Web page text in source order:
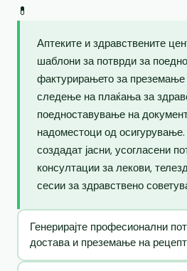
💊
Аптеките и здравствените
шаблони за потврди за
фактурирањето за преземање
следење на плаќања за
поедноставување на
надоместоци од
создадат јасни, усогласени
консултации за лекови,
сесии за здравствено
Генерирајте професионални
достава и преземање на